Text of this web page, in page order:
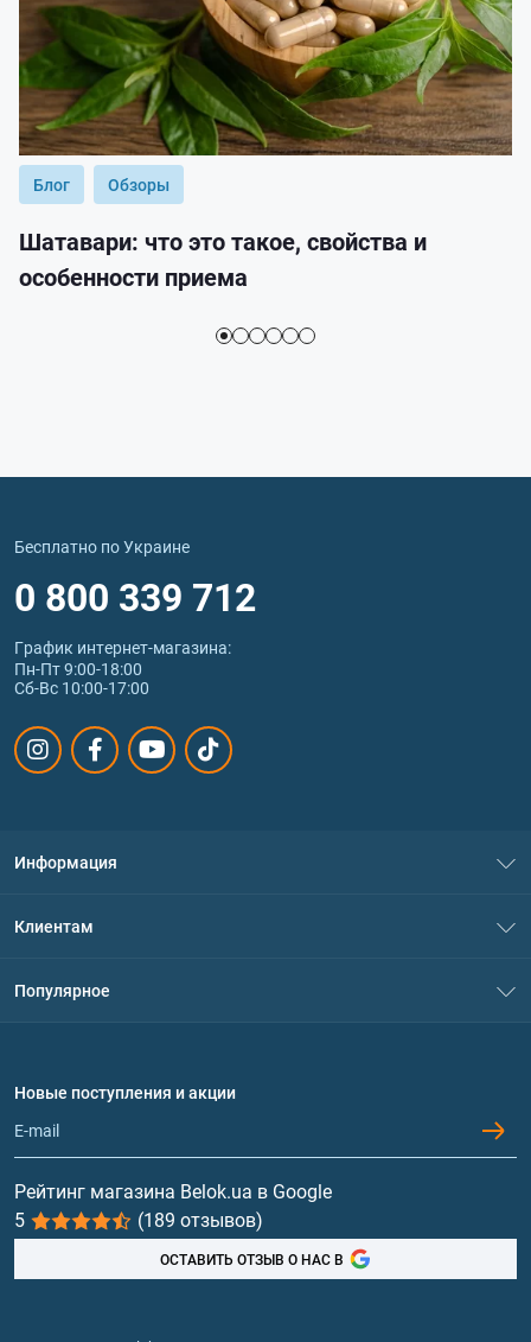
Блог Обзоры
Шатавари: что это такое, свойства и
особенности приема
Бесплатно по Украине
0 800 339 712
График интернет‑магазина:
Пн-Пт 9:00-18:00
Сб-Вс 10:00-17:00
Информация
Политика конфиденциальности
Обмен и возврат
Клиентам
Популярное
Протеин
Гейнеры
Витамины и минералы
Рыбий жир, жирные кислоты
Новые поступления и акции
Рейтинг магазина Belok.ua в Google
5
(189 отзывов)
ОСТАВИТЬ ОТЗЫВ О НАС В